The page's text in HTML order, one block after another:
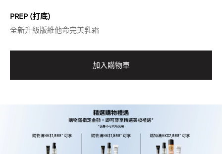
PREP (打底)
全新升級版維他命完美乳霜
加入購物車